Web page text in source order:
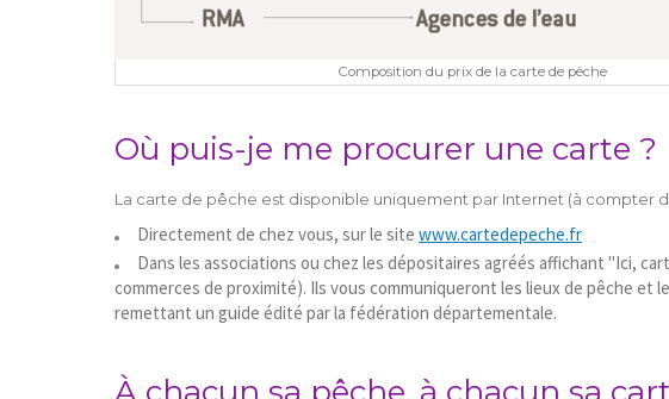
Composition du prix de la carte de pêche
Où puis-je me procurer une carte ?
La carte de pêche est disponible uniquement par Internet (à compter
Directement de chez vous, sur le site www.cartedepeche.fr
Dans les associations ou chez les dépositaires agréés affichant "Ici,
commerces de proximité). Ils vous communiqueront les lieux de pêche et
remettant un guide édité par la fédération départementale.